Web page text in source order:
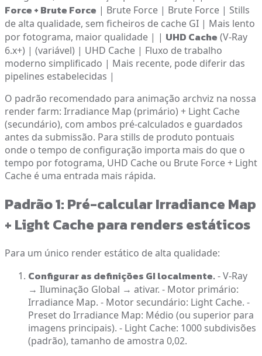
Force + Brute Force | Brute Force | Brute Force | Stills
de alta qualidade, sem ficheiros de cache GI | Mais lento
por fotograma, maior qualidade | | UHD Cache (V-Ray
6.x+) | (variável) | UHD Cache | Fluxo de trabalho
moderno simplificado | Mais recente, pode diferir das
pipelines estabelecidas |
O padrão recomendado para animação archviz na nossa
render farm: Irradiance Map (primário) + Light Cache
(secundário), com ambos pré-calculados e guardados
antes da submissão. Para stills de produto pontuais
onde o tempo de configuração importa mais do que o
tempo por fotograma, UHD Cache ou Brute Force + Light
Cache é uma entrada mais rápida.
Padrão 1: Pré-calcular Irradiance Map
+ Light Cache para renders estáticos
Para um único render estático de alta qualidade:
Configurar as definições GI localmente. - V-Ray
→ Iluminação Global → ativar. - Motor primário:
Irradiance Map. - Motor secundário: Light Cache. -
Preset do Irradiance Map: Médio (ou superior para
imagens principais). - Light Cache: 1000 subdivisões
(padrão), tamanho de amostra 0,02.